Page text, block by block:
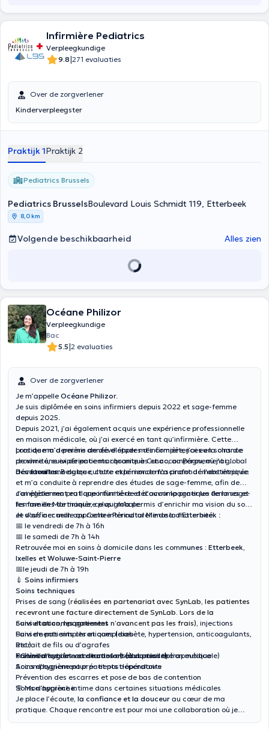
Infirmière Pediatrics
Verpleegkundige
9.8|271 evaluaties
Over de zorgverlener
Kinderverpleegster
Praktijk 1Praktijk 2
Pediatrics Brussels
Pediatrics BrusselsBoulevard Louis Schmidt 119, Etterbeek
8,0 km
Volgende beschikbaarheid Alles zien
Océane Philizor
Verpleegkundige
Bac
5.5|2 evaluaties
Over de zorgverlener
Je m’appelle Océane Philizor.
Je suis diplômée en soins infirmiers depuis 2022 et sage-femme
depuis 2025.
Depuis 2021, j’ai également acquis une expérience professionnelle
en maison médicale, où j’ai exercé en tant qu’infirmière. Cette
pratique m’a permis de développer mes compétences en soins de
proximité, suivi de patients chroniques et accompagnement global
des familles.
Lors de ma dernière année d’études d’infirmière, j’ai eu la chance
de vivre une expérience marquante à Cusco, au Pérou, où j’ai
découvert une autre culture et le monde fascinant de l’obstétrique.
De retour en Belgique, cette expérience m’a profondément inspirée
et m’a conduite à reprendre des études de sage-femme, afin de
compléter ma pratique infirmière et d’accompagner les femmes et
les familles de manière plus globale.
J’ai également eu l’opportunité de découvrir la pratique de la sage-
femme en Martinique, ce qui m’a permis d’enrichir ma vision du soin
et d’affiner mon approche interculturelle de la maternité.
Je vous accueille au Centre Périnatal Mimosa d’Etterbeek :
📅 le vendredi de 7h à 16h
📅 le samedi de 7h à 14h
Retrouvée moi en soins à domicile dans les communes : Etterbeek,
Ixelles et Woluwe-Saint-Pierre
📅le jeudi de 7h à 19h
💉 Soins infirmiers
Soins techniques
Prises de sang (réalisées en partenariat avec SynLab, les patientes
recevront une facture directement de SynLab. Lors de la
consultation, les patientes n’avancent pas les frais), injections
Pansements simples et complexes
Retrait de fils ou d’agrafes
Prélèvements et vaccinations (selon prescription médicale)
Suivi et accompagnement
Suivi de patients chroniques (diabète, hypertension, anticoagulants,
etc.)
Surveillance des constantes et éducation thérapeutique
Accompagnement pré- et post-opératoire
• Soinsd’hygiène et de confort (à domicile)
Soins d’hygiène pour patients dépendants
Prévention des escarres et pose de bas de contention
Soins d’hygiène intime dans certaines situations médicales
🌸 Mon approche:
Je place l’écoute, la confiance et la douceur au cœur de ma
pratique. Chaque rencontre est pour moi une collaboration où je